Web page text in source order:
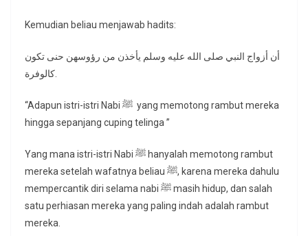
Kemudian beliau menjawab hadits:
أن أزواج النبي صلى الله عليه وسلم يأخذن من رؤوسهن حنى تكون
كالوفرة.
“Adapun istri-istri Nabi ﷺ yang memotong rambut mereka
hingga sepanjang cuping telinga ”
Yang mana istri-istri Nabi ﷺ hanyalah memotong rambut
mereka setelah wafatnya beliau ﷺ, karena mereka dahulu
mempercantik diri selama nabi ﷺ masih hidup, dan salah
satu perhiasan mereka yang paling indah adalah rambut
mereka.